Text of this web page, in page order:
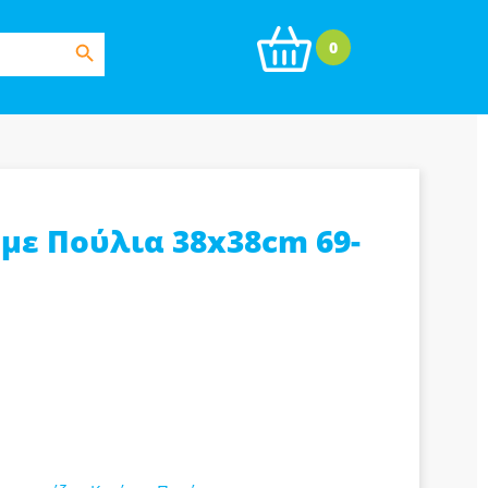
Search Button
0
Πούλια 38x38cm 69-